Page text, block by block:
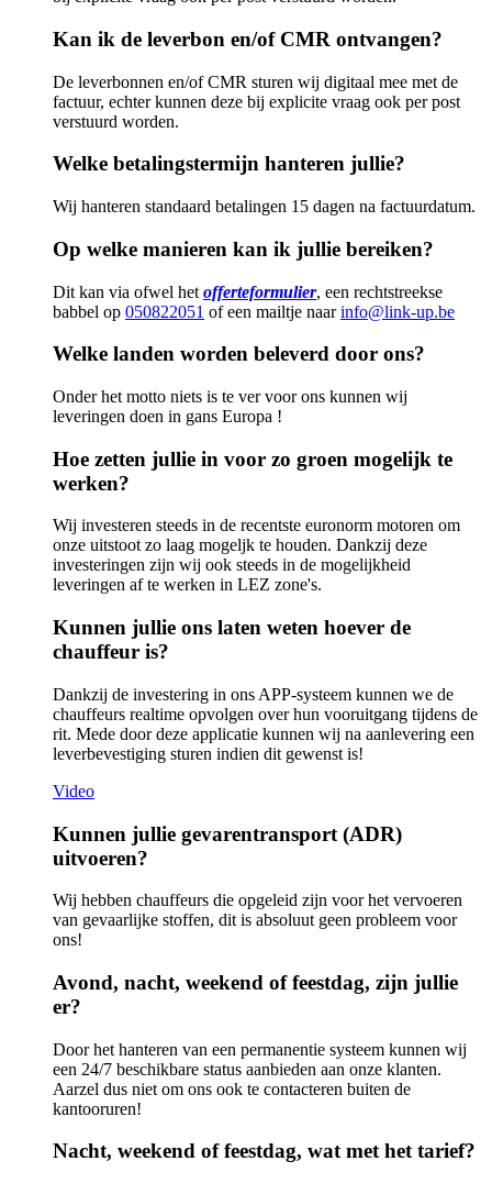
Kan ik de leverbon en/of CMR ontvangen?
De leverbonnen en/of CMR sturen wij digitaal mee met de
factuur, echter kunnen deze bij explicite vraag ook per post
verstuurd worden.
Welke betalingstermijn hanteren jullie?
Wij hanteren standaard betalingen 15 dagen na factuurdatum.
Op welke manieren kan ik jullie bereiken?
Dit kan via ofwel het offerteformulier, een rechtstreekse
babbel op 050822051 of een mailtje naarinfo@link-up.be
Welke landen worden beleverd door ons?
Onder het motto niets is te ver voor ons kunnen wij
leveringen doen in gans Europa !
Hoe zetten jullie in voor zo groen mogelijk te
werken?
Wij investeren steeds in de recentste euronorm motoren om
onze uitstoot zo laag mogeljk te houden. Dankzij deze
investeringen zijn wij ook steeds in de mogelijkheid
leveringen af te werken in LEZ zone's.
Kunnen jullie ons laten weten hoever de
chauffeur is?
Dankzij de investering in ons APP-systeem kunnen we de
chauffeurs realtime opvolgen over hun vooruitgang tijdens de
rit. Mede door deze applicatie kunnen wij na aanlevering een
leverbevestiging sturen indien dit gewenst is!
Video
Kunnen jullie gevarentransport (ADR)
uitvoeren?
Wij hebben chauffeurs die opgeleid zijn voor het vervoeren
van gevaarlijke stoffen, dit is absoluut geen probleem voor
ons!
Avond, nacht, weekend of feestdag, zijn jullie
er?
Door het hanteren van een permanentie systeem kunnen wij
een 24/7 beschikbare status aanbieden aan onze klanten.
Aarzel dus niet om ons ook te contacteren buiten de
kantooruren!
Nacht, weekend of feestdag, wat met het tarief?